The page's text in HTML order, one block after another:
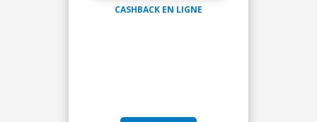
CASHBACK EN LIGNE